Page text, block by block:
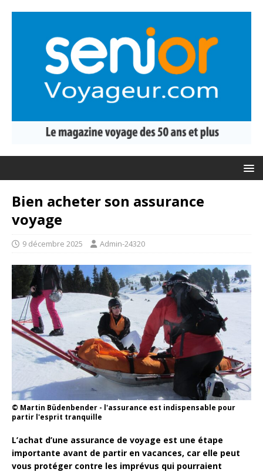
Bien acheter son assurance
voyage
9 décembre 2025 Admin-24320
© Martin Büdenbender - l'assurance est indispensable pour
partir l'esprit tranquille
L’achat d’une assurance de voyage est une étape
importante avant de partir en vacances, car elle peut
vous protéger contre les imprévus qui pourraient